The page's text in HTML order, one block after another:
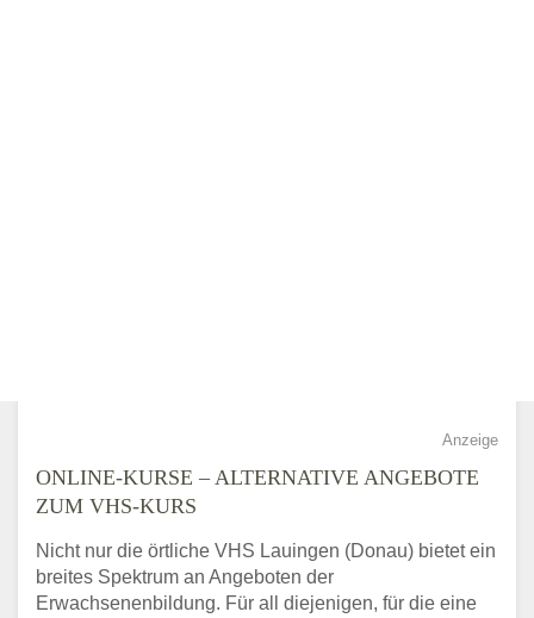
Anzeige
ONLINE-KURSE – ALTERNATIVE ANGEBOTE
ZUM VHS-KURS
Nicht nur die örtliche VHS Lauingen (Donau) bietet ein
breites Spektrum an Angeboten der
Erwachsenenbildung. Für all diejenigen, für die eine